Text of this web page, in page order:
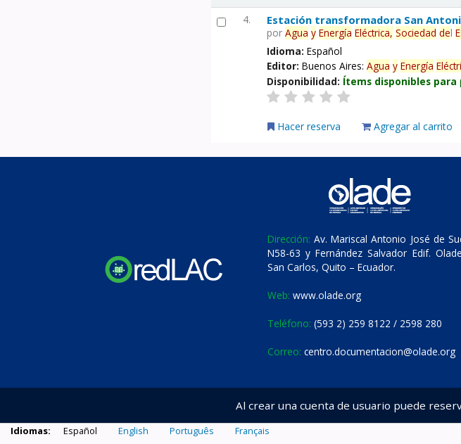
4. Estación transformadora San
porAgua y Energía Eléctrica, Sociedad del
Idioma:Español
Editor:Buenos Aires:Agua y Energía
Disponibilidad: Ítems disponibles
Hacer reserva Agregar al carrito
Dirección: Av. Mariscal Antonio José de
N58-63 y Fernández Salvador Edif.
San Carlos, Quito – Ecuador.
Web: www.olade.org
Teléfono: (593 2) 259 8122 / 2598 280
Correo: centro.documentacion@olade.org
Al crear una cuenta de usuario puede
Idiomas: Español English Português Français